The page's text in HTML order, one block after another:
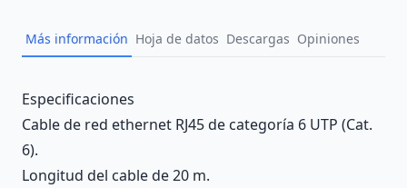
Más información Hoja de datos Descargas Opiniones
Description
Especificaciones
Cable de red ethernet RJ45 de categoría 6 UTP (Cat.
6).
Longitud del cable de 20 m.